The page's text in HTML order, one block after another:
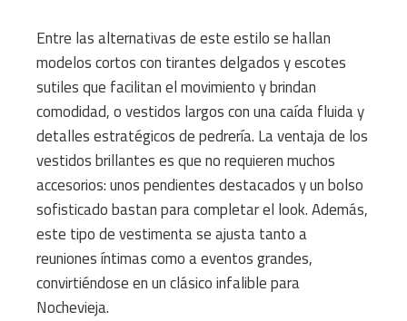
Entre las alternativas de este estilo se hallan
modelos cortos con tirantes delgados y escotes
sutiles que facilitan el movimiento y brindan
comodidad, o vestidos largos con una caída fluida y
detalles estratégicos de pedrería. La ventaja de los
vestidos brillantes es que no requieren muchos
accesorios: unos pendientes destacados y un bolso
sofisticado bastan para completar el look. Además,
este tipo de vestimenta se ajusta tanto a
reuniones íntimas como a eventos grandes,
convirtiéndose en un clásico infalible para
Nochevieja.